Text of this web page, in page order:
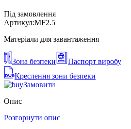
Під замовлення
Артикул:MF2.5
Матеріали для завантаження
Зона безпеки
Паспорт виробу
Креслення зони безпеки
Замовити
Опис
Розгорнути опис